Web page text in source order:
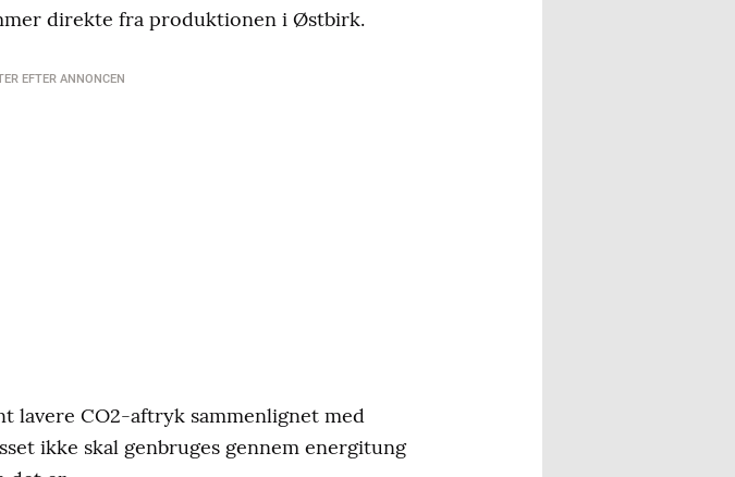
direkte fra produktionen i Østbirk.
EFTER ANNONCEN
lavere CO2-aftryk sammenlignet med
ikke skal genbruges gennem energitung